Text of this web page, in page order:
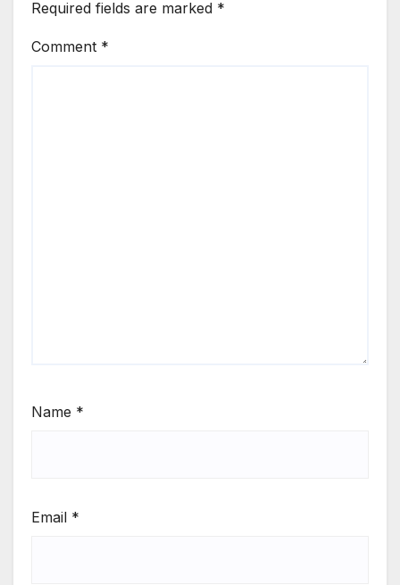
Required fields are marked *
Comment *
Name *
Email *